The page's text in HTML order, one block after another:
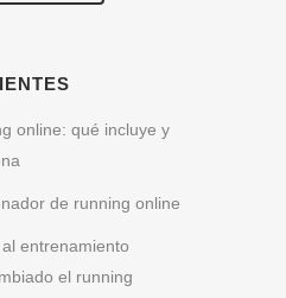
online: qué incluye y
de running online
al entrenamiento
el running